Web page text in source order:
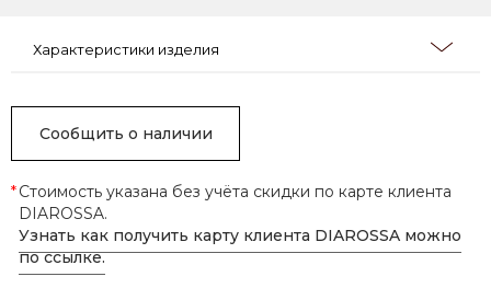
Характеристики изделия
Сообщить о наличии
*Стоимость указана без учёта скидки по карте клиента
DIAROSSA.
Узнать как получить карту клиента DIAROSSA можно
по ссылке.